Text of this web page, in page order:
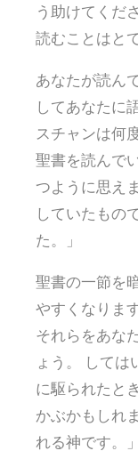
う助けてくだ
読むことはと
あなたが読ん
してあなたに
スチャンは何
聖書を読んで
つように思え
していたもの
た。」
聖書の一節を
やすくなりま
それらをあな
ょう。 して
に駆られたと
かぶかもしれ
れる神です。